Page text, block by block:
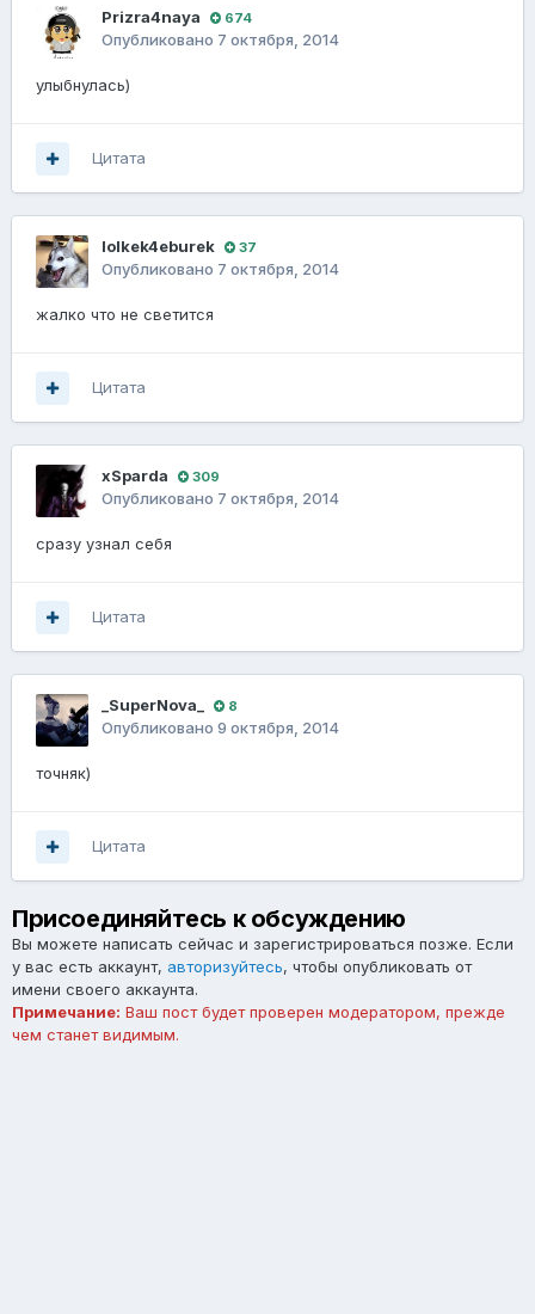
Prizra4naya 674
Опубликовано 7 октября, 2014
улыбнулась)
Цитата
lolkek4eburek 37
Опубликовано 7 октября, 2014
жалко что не светится
Цитата
xSparda 309
Опубликовано 7 октября, 2014
сразу узнал себя
Цитата
_SuperNova_ 8
Опубликовано 9 октября, 2014
точняк)
Цитата
Присоединяйтесь к обсуждению
Вы можете написать сейчас и зарегистрироваться позже. Если
у вас есть аккаунт, авторизуйтесь, чтобы опубликовать от
имени своего аккаунта.
Примечание: Ваш пост будет проверен модератором, прежде
чем станет видимым.